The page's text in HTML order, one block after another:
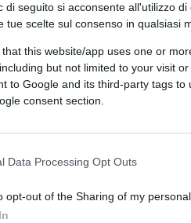
di seguito si acconsente all'utilizzo
tue scelte sul consenso in qualsiasi
that this website/app uses one or
but not limited to your visit
to Google and its third-party tags
consent section.
Data Processing Opt Outs
opt-out of the Sharing of my personal
Boffi / EyeEm tramite Canva.com
su Google
essere la sintesi
. Si tratta, manco a farlo